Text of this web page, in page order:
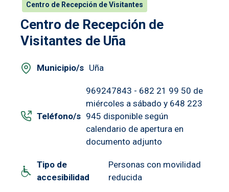
Centro de Recepción de Visitantes
Centro de Recepción de
Visitantes de Uña
Municipio/s Uña
Teléfono/s
969247843 - 682 21 99 50 de
miércoles a sábado y 648 223
945 disponible según
calendario de apertura en
documento adjunto
Tipo de
accesibilidad
Personas con movilidad
reducida